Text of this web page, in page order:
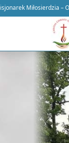
Miłosierdzia –